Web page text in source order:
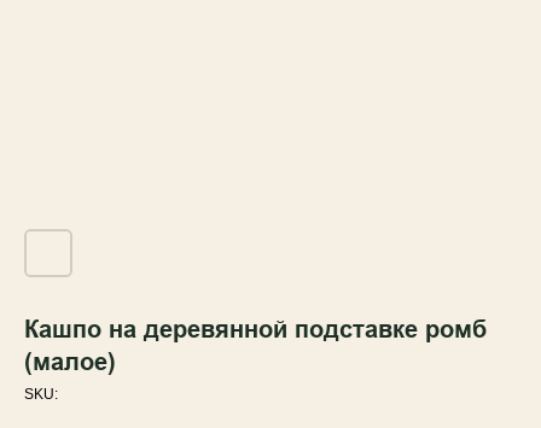
Кашпо на деревянной подставке ромб
(малое)
SKU: